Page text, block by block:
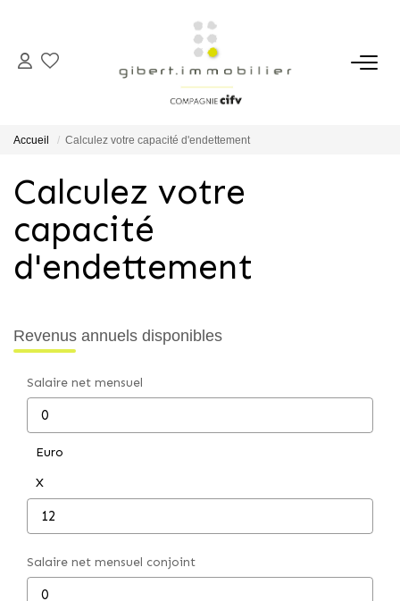
ACHETER
Maisons
Locaux Professionnels
Terrains
LOUER
ESTIMER
Accueil Calculez votre capacité d'endettement
Calculez votre
capacité
d'endettement
Revenus annuels disponibles
Salaire net mensuel
Euro
X
Salaire net mensuel conjoint